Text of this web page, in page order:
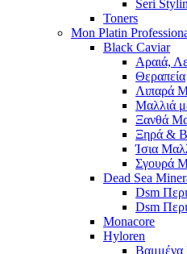
Seri
Toners
Mon Platin
Black Caviar
Αραιά,
Θεραπεία
Λιπαρά
Μαλλιά
Ξανθά
Ξηρά &
Ίσια
Σγουρά
Dead Sea
Dsm
Dsm
Monacore
Hyloren
Βαμμένα